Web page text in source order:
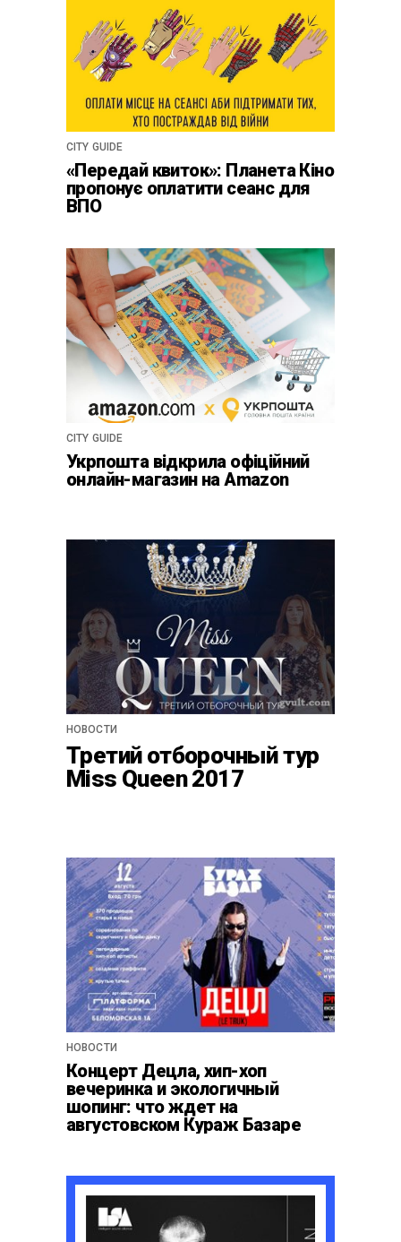
CITY GUIDE
«Передай квиток»: Планета Кіно
пропонує оплатити сеанс для
ВПО
CITY GUIDE
Укрпошта відкрила офіційний
онлайн-магазин на Amazon
НОВОСТИ
Третий отборочный тур
Miss Queen 2017
НОВОСТИ
Концерт Децла, хип-хоп
вечеринка и экологичный
шопинг: что ждет на
августовском Кураж Базаре